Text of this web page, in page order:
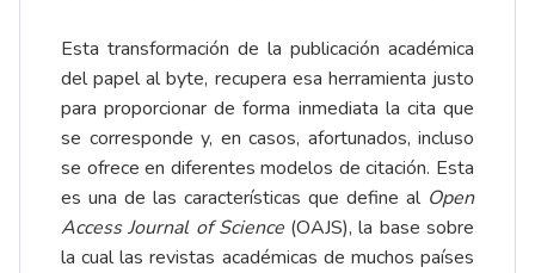
Esta transformación de la publicación académica
del papel al byte, recupera esa herramienta justo
para proporcionar de forma inmediata la cita que
se corresponde y, en casos, afortunados, incluso
se ofrece en diferentes modelos de citación. Esta
es una de las características que define al Open
Access Journal of Science(OAJS), la base sobre
la cual las revistas académicas de muchos países